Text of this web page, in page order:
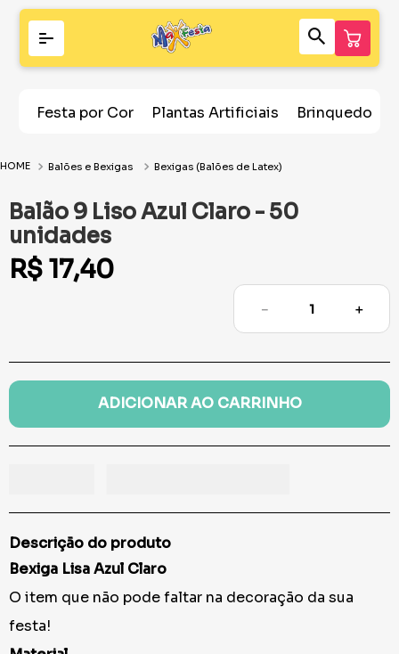
Festa por Cor Plantas Artificiais Brinquedos
Balões e Bexigas Bexigas (Balões de Latex)
Balão 9 Liso Azul Claro - 50
unidades
R$ 17,40
＋
－
ADICIONAR AO CARRINHO
Descrição do produto
Bexiga Lisa Azul Claro
O item que não pode faltar na decoração da sua
festa!